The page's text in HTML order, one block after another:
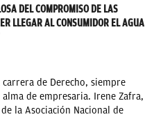
DEL COMPROMISO DE LAS
LLEGAR AL CONSUMIDOR EL AGUA
de Derecho, siempre
de empresaria. Irene Zafra,
la Asociación Nacional de